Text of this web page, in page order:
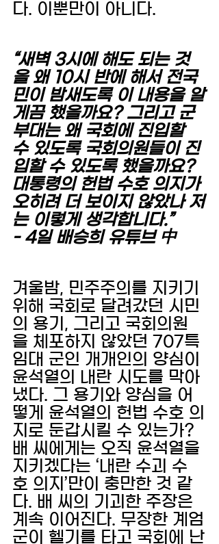
다. 이뿐만이 아니다.
“새벽 3시에 해도 되는 것
을 왜 10시 반에 해서 전국
민이 밤새도록 이 내용을 알
게끔 했을까요? 그리고 군
부대는 왜 국회에 진입할
수 있도록 국회의원들이 진
입할 수 있도록 했을까요?
대통령의 헌법 수호 의지가
오히려 더 보이지 않았나 저
는 이렇게 생각합니다.”
- 4일 배승희 유튜브 中
겨울밤, 민주주의를 지키기
위해 국회로 달려갔던 시민
의 용기, 그리고 국회의원
을 체포하지 않았던 707특
임대 군인 개개인의 양심이
윤석열의 내란 시도를 막아
냈다. 그 용기와 양심을 어
떻게 윤석열의 헌법 수호 의
지로 둔갑시킬 수 있는가?
배 씨에게는 오직 윤석열을
지키겠다는 ‘내란 수괴 수
호 의지’만이 충만한 것 같
다. 배 씨의 기괴한 주장은
계속 이어진다. 무장한 계엄
군이 헬기를 타고 국회에 난